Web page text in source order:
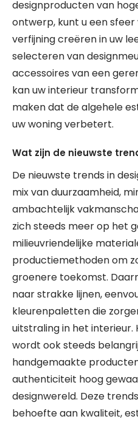
designproducten van
ontwerp, kunt u een
verfijning creëren in uw
selecteren van
accessoires van een
kan uw interieur
maken dat de algehele
uw woning verbetert.
Wat zijn de nieuwste
De nieuwste trends in
mix van duurzaamheid,
ambachtelijk
zich steeds meer op het
milieuvriendelijke
productiemethoden om
groenere toekomst.
naar strakke lijnen,
kleurenpaletten die
uitstraling in het
wordt ook steeds
handgemaakte
authenticiteit hoog
designwereld. Deze
behoefte aan kwaliteit,